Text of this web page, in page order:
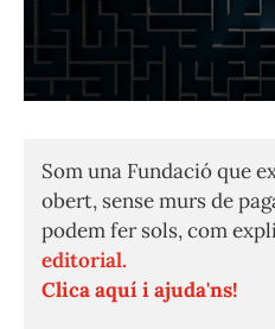
Som una Fundació que
obert, sense murs de
podem fer sols, com
editorial.
Clica aquí i ajuda'ns!